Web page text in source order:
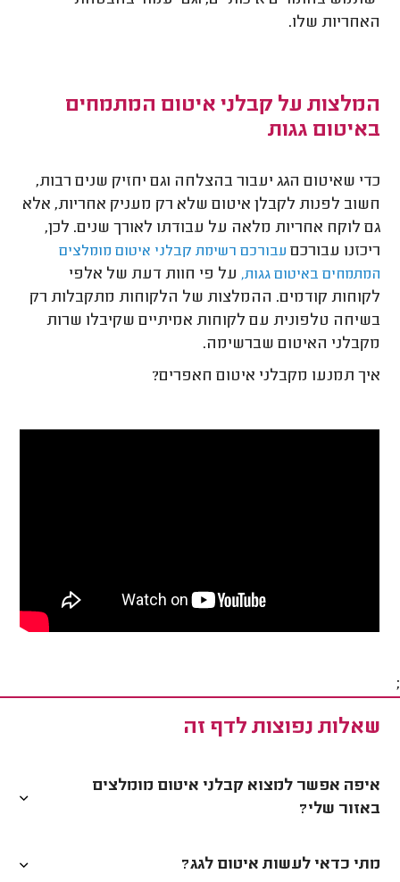
האחריות שלו.
המלצות על קבלני איטום המתמחים
באיטום גגות
כדי שאיטום הגג יעבור בהצלחה וגם יחזיק שנים רבות,
חשוב לפנות לקבלן איטום שלא רק מעניק אחריות, אלא
גם לוקח אחריות מלאה על עבודתו לאורך שנים. לכן,
ריכזנו עבורכם עבורכם רשימת קבלני איטום מומלצים
המתמחים באיטום גגות, על פי חוות דעת של אלפי
לקוחות קודמים. ההמלצות של הלקוחות מתקבלות רק
בשיחה טלפונית עם לקוחות אמיתיים שקיבלו שרות
מקבלני האיטום שברשימה.
איך תמנעו מקבלני איטום חאפרים?
;
שאלות נפוצות לדף זה
איפה אפשר למצוא קבלני איטום מומלצים
באזור שלי?
מתי כדאי לעשות איטום לגג?